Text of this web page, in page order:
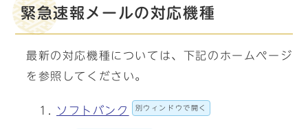
緊急速報メールの対応機種
最新の対応機種については、下記のホームページ
を参照してください。
ソフトバンク 別ウィンドウで開く